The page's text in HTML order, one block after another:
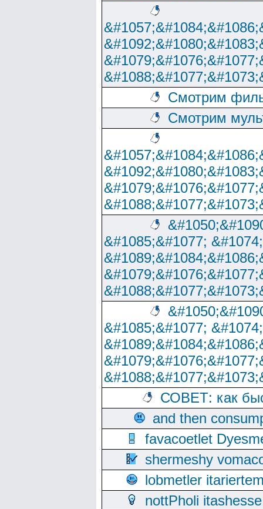
Смотрим
Смотрим
&#1085;&#1077;
&#1085;&#1077;
СОВЕТ: как
and then
favacoetlet
shermeshy
lobmetler
nottPholi